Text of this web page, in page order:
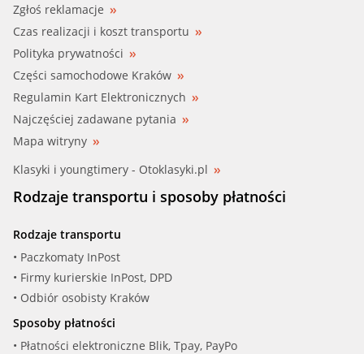
Zgłoś reklamacje
Czas realizacji i koszt transportu
Polityka prywatności
Części samochodowe Kraków
Regulamin Kart Elektronicznych
Najczęściej zadawane pytania
Mapa witryny
Klasyki i youngtimery - Otoklasyki.pl
Rodzaje transportu i sposoby płatności
Rodzaje transportu
• Paczkomaty InPost
• Firmy kurierskie InPost, DPD
• Odbiór osobisty Kraków
Sposoby płatności
• Płatności elektroniczne Blik, Tpay, PayPo